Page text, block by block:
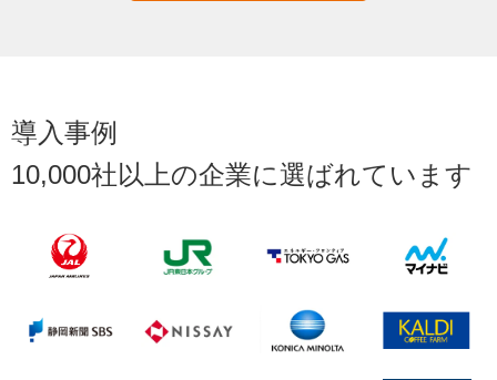
導入事例
10,000社以上の企業に選ばれています